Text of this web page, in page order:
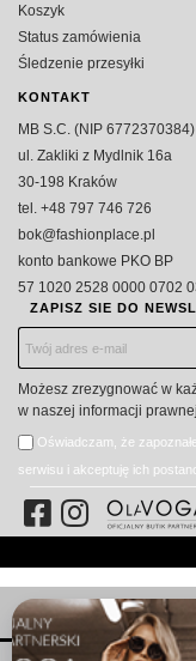
Koszyk
Status zamówienia
Śledzenie przesyłki
KONTAKT
MB S.C. (NIP 6772370384)
ul. Zakliki z Mydlnik 16a
30-198 Kraków
tel. +48 797 746 726
bok@fashionplace.pl
konto bankowe PKO BP
57 1020 2528 0000 0702
ZAPISZ SIE DO
Możesz zrezygnować w
w naszej informacji
Oświadczam, że
serwisu i akceptuję ich